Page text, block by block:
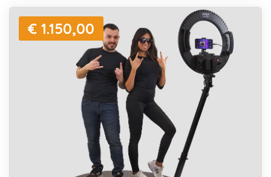
€ 1.150,00